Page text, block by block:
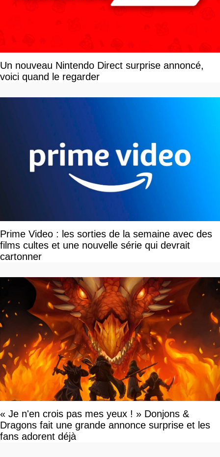
Un nouveau Nintendo Direct surprise annoncé,
voici quand le regarder
Prime Video : les sorties de la semaine avec des
films cultes et une nouvelle série qui devrait
cartonner
« Je n'en crois pas mes yeux ! » Donjons &
Dragons fait une grande annonce surprise et les
fans adorent déjà